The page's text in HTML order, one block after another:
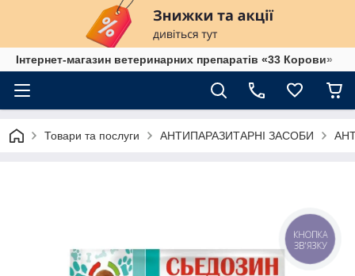
Інтернет-магазин ветеринарних препаратів «33 Корови»
Товари та послуги АНТИПАРАЗИТАРНІ ЗАСОБИ
КНОПКА
ЗВ'ЯЗКУ